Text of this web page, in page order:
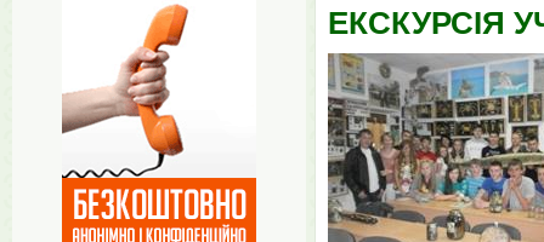
ЕКСКУРСІЯ